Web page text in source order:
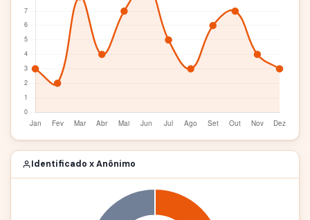
Identificado x Anônimo